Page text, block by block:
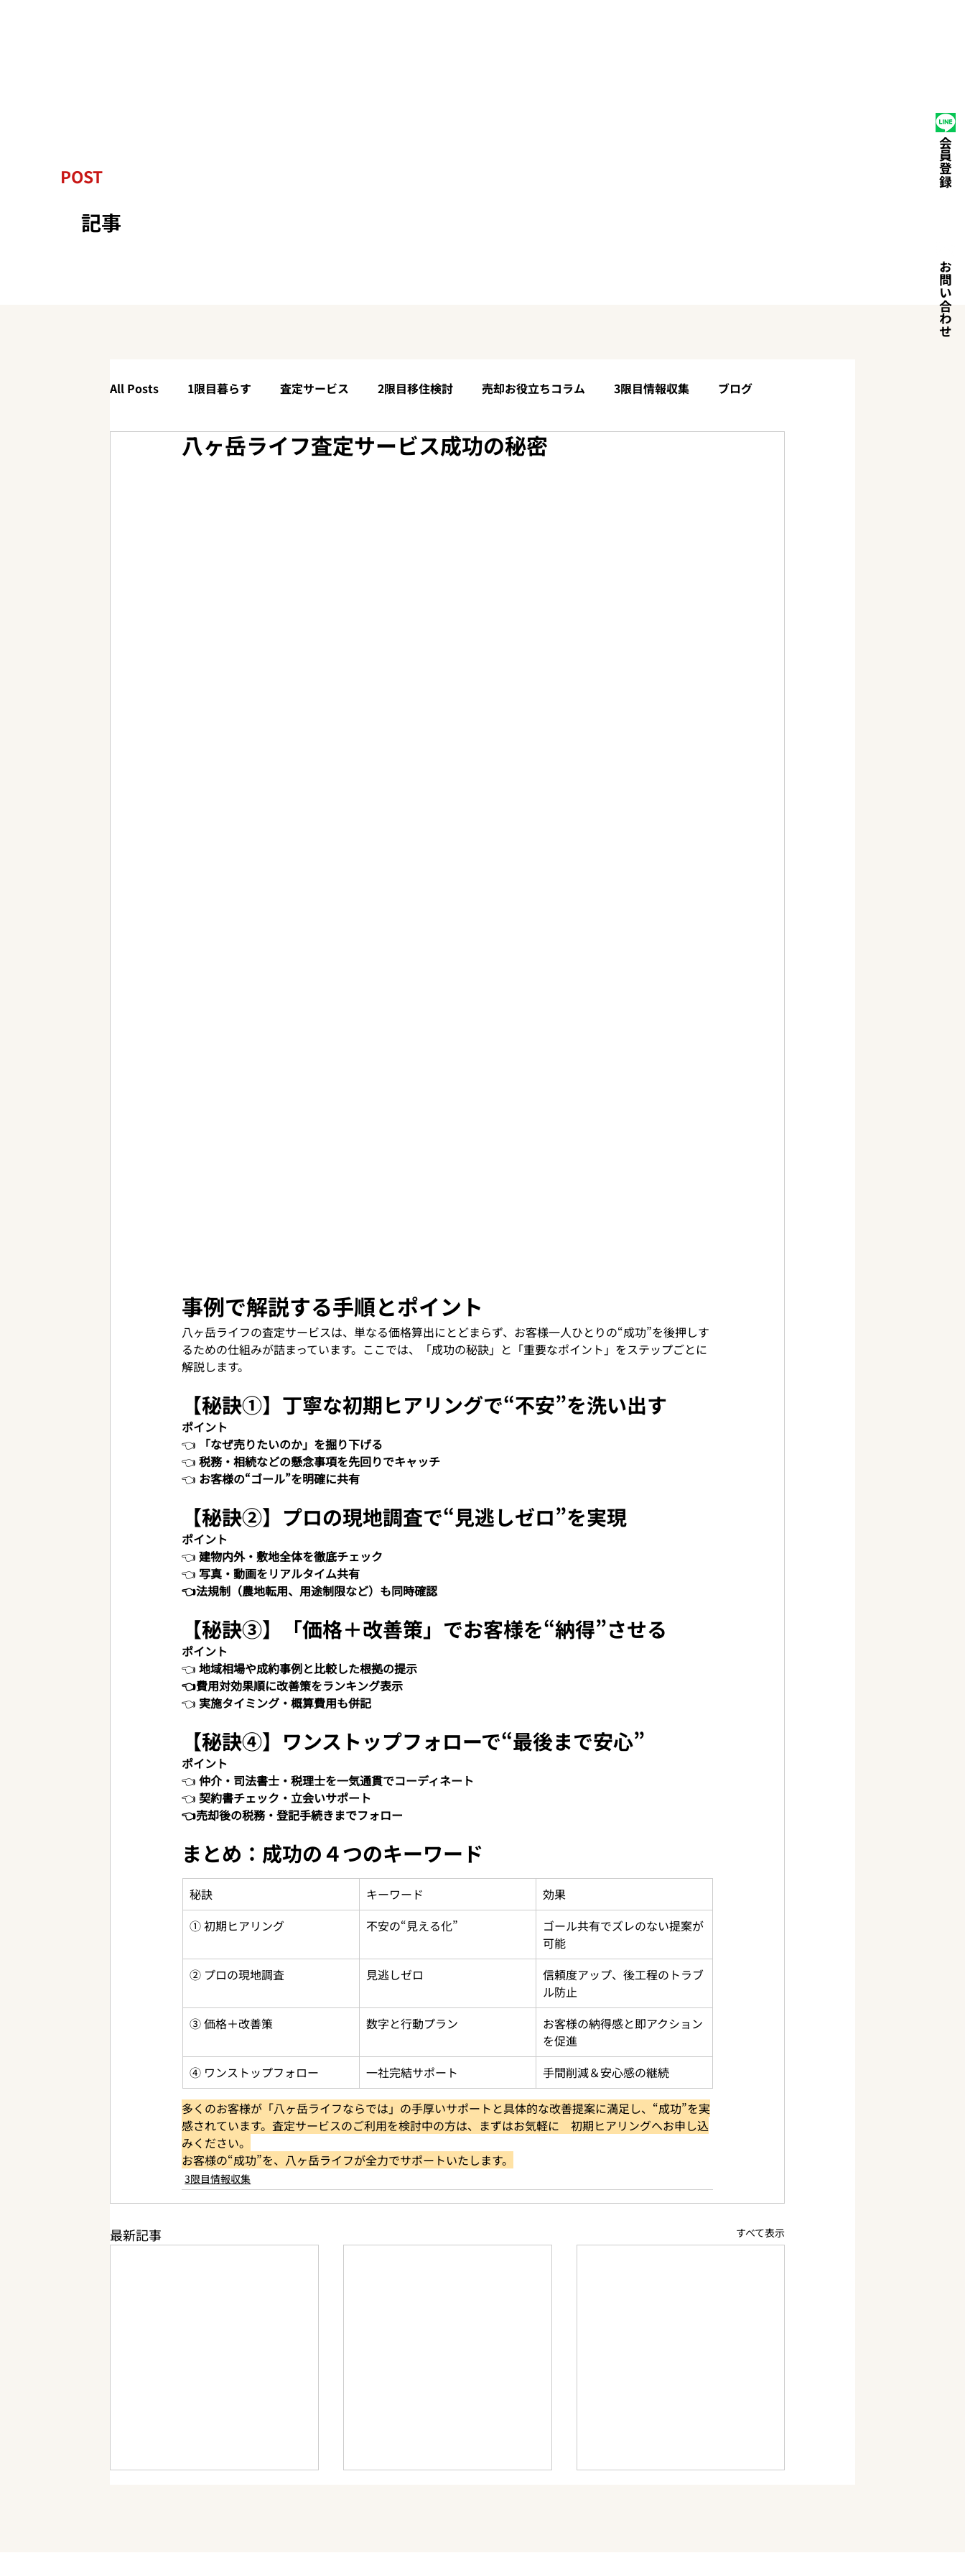
POST
記事
All Posts 1限目暮らす 査定サービス 2限目移住検討 売却お役立ちコラム 3限目情報収集 ブログ
4限目体験する 【90秒解説】 5限目購入手順 お客様の声 6限目移住後の未来
八ヶ岳ライフ査定サービス成功の秘密
事例で解説する手順とポイント
八ヶ岳ライフの査定サービスは、単なる価格算出にとどまらず、お客様一人ひとりの“成功”を後押しす
るための仕組みが詰まっています。ここでは、「成功の秘訣」と「重要なポイント」をステップごとに
解説します。
【秘訣①】丁寧な初期ヒアリングで“不安”を洗い出す
ポイント
👈
「なぜ売りたいのか」を掘り下げる
👈 税務・相続などの懸念事項を先回りでキャッチ
👈 お客様の“ゴール”を明確に共有
【秘訣②】プロの現地調査で“見逃しゼロ”を実現
ポイント
👈 建物内外・敷地全体を徹底チェック
👈 写真・動画をリアルタイム共有
👈法規制（農地転用、用途制限など）も同時確認
【秘訣③】「価格＋改善策」でお客様を“納得”させる
ポイント
👈 地域相場や成約事例と比較した根拠の提示
👈費用対効果順に改善策をランキング表示
👈 実施タイミング・概算費用も併記
【秘訣④】ワンストップフォローで“最後まで安心”
ポイント
👈 仲介・司法書士・税理士を一気通貫でコーディネート
👈 契約書チェック・立会いサポート
👈売却後の税務・登記手続きまでフォロー
まとめ：成功の４つのキーワード
秘訣 キーワード
効果
① 初期ヒアリング
不安の“見える化”
ゴール共有でズレのない提案が
可能
② プロの現地調査
見逃しゼロ
信頼度アップ、後工程のトラブ
ル防止
③ 価格＋改善策
数字と行動プラン
お客様の納得感と即アクション
を促進
④ ワンストップフォロー
一社完結サポート 手間削減＆安心感の継続
多くのお客様が「八ヶ岳ライフならでは」の手厚いサポートと具体的な改善提案に満足し、“成功”を実
感されています。査定サービスのご利用を検討中の方は、まずはお気軽に　初期ヒアリングへお申し込
みください。
お客様の“成功”を、八ヶ岳ライフが全力でサポートいたします。
3限目情報収集
最新記事 すべて表示
会員登録
お問い合わせ